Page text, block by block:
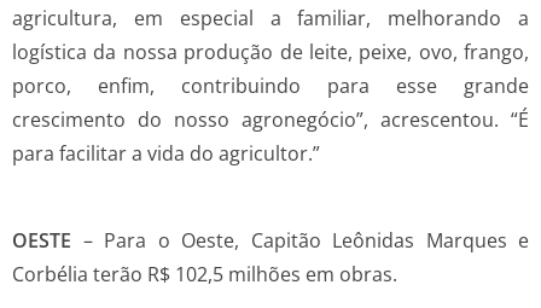
agricultura, em especial a familiar, melhorando a
logística da nossa produção de leite, peixe, ovo, frango,
porco, enfim, contribuindo para esse grande
crescimento do nosso agronegócio”, acrescentou. “É
para facilitar a vida do agricultor.”
OESTE – Para o Oeste, Capitão Leônidas Marques e
Corbélia terão R$ 102,5 milhões em obras.